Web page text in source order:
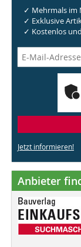
✓ Mehrmals im
✓ Exklusive
✓ Kostenlos
Jetzt informieren!
Anbieter